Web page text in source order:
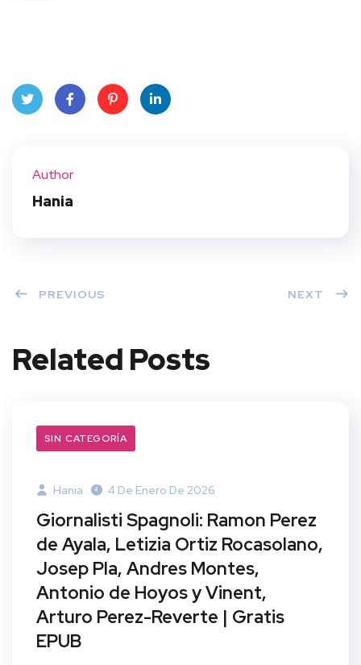
Author
Hania
PREVIOUS NEXT
Related Posts
SIN CATEGORÍA
Hania 4 De Enero De 2026
Giornalisti Spagnoli: Ramon Perez
de Ayala, Letizia Ortiz Rocasolano,
Josep Pla, Andres Montes,
Antonio de Hoyos y Vinent,
Arturo Perez-Reverte | Gratis
EPUB